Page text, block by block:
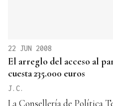
22 JUN 2008
El arreglo del acceso al
cuesta 235.000 euros
J.C.
La Consellería de Política